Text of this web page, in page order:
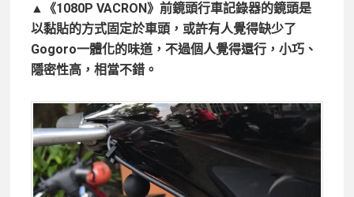
▲《1080P VACRON》前鏡頭行車記錄器的鏡頭是
以黏貼的方式固定於車頭，或許有人覺得缺少了
Gogoro一體化的味道，不過個人覺得還行，小巧、
隱密性高，相當不錯。